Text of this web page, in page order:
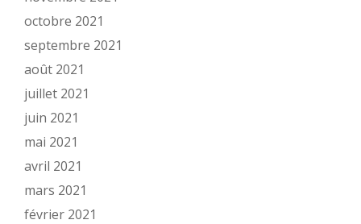
octobre 2021
septembre 2021
août 2021
juillet 2021
juin 2021
mai 2021
avril 2021
mars 2021
février 2021